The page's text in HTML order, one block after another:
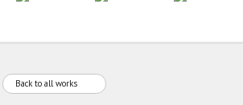
Back to all works